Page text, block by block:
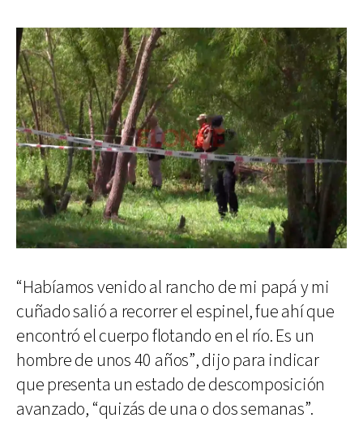
“Habíamos venido al rancho de mi papá y mi
cuñado salió a recorrer el espinel, fue ahí que
encontró el cuerpo flotando en el río. Es un
hombre de unos 40 años”, dijo para indicar
que presenta un estado de descomposición
avanzado, “quizás de una o dos semanas”.